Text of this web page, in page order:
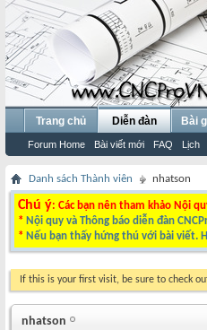
Trang chủ Diễn đàn
Forum Home Bài viết mới FAQ Lịch
Bài
Danh sách Thành viên nhatson
Chú ý: Các bạn nên tham khảo Nội
* Nội quy và Thông báo diễn đàn
* Nếu bạn thấy hứng thú với bài viết.
If this is your first visit, be sure to check
nhatson